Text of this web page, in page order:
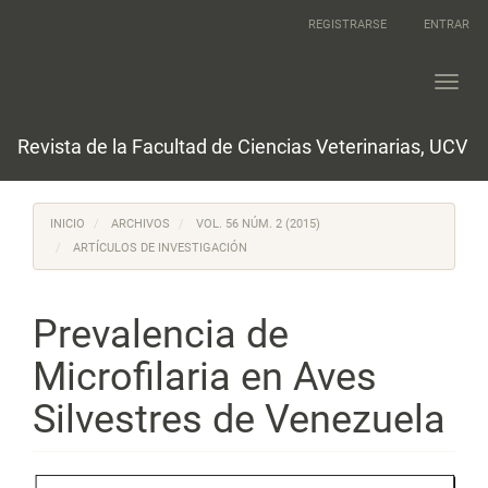
REGISTRARSE ENTRAR
Revista de la Facultad de Ciencias Veterinarias, UCV
INICIO ARCHIVOS
VOL. 56 NÚM. 2 (2015)
ARTÍCULOS DE INVESTIGACIÓN
Prevalencia de
Microfilaria en Aves
Silvestres de Venezuela